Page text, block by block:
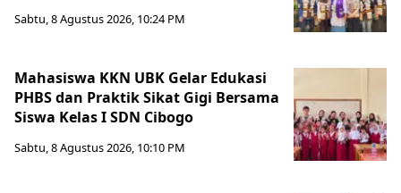
Sabtu, 8 Agustus 2026, 10:24 PM
Mahasiswa KKN UBK Gelar Edukasi
PHBS dan Praktik Sikat Gigi Bersama
Siswa Kelas I SDN Cibogo
Sabtu, 8 Agustus 2026, 10:10 PM